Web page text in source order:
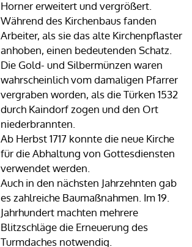
Horner erweitert und vergrößert.
Während des Kirchenbaus fanden
Arbeiter, als sie das alte Kirchenpflaster
anhoben, einen bedeutenden Schatz.
Die Gold- und Silbermünzen waren
wahrscheinlich vom damaligen Pfarrer
vergraben worden, als die Türken 1532
durch Kaindorf zogen und den Ort
niederbrannten.
Ab Herbst 1717 konnte die neue Kirche
für die Abhaltung von Gottesdiensten
verwendet werden.
Auch in den nächsten Jahrzehnten gab
es zahlreiche Baumaßnahmen. Im 19.
Jahrhundert machten mehrere
Blitzschläge die Erneuerung des
Turmdaches notwendig.